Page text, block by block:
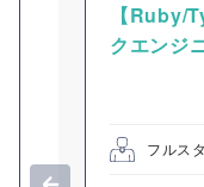
【Ruby/
クエンジ
フルス